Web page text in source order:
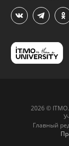
2026 ©
Главный